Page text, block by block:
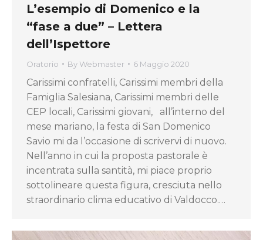
L’esempio di Domenico e la
“fase a due” – Lettera
dell’Ispettore
Oratorio By Webmaster 6 Maggio 2020
Carissimi confratelli, Carissimi membri della
Famiglia Salesiana, Carissimi membri delle
CEP locali, Carissimi giovani, all’interno del
mese mariano, la festa di San Domenico
Savio mi da l’occasione di scrivervi di nuovo.
Nell’anno in cui la proposta pastorale è
incentrata sulla santità, mi piace proprio
sottolineare questa figura, cresciuta nello
straordinario clima educativo di Valdocco.…